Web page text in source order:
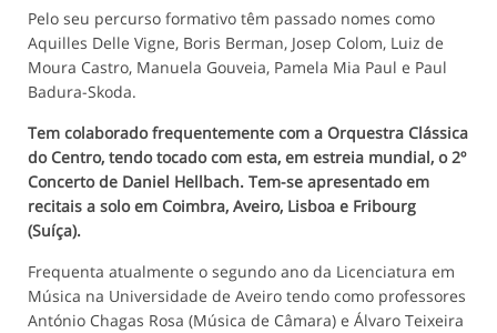
Pelo seu percurso formativo têm passado nomes como
Aquilles Delle Vigne, Boris Berman, Josep Colom, Luiz de
Moura Castro, Manuela Gouveia, Pamela Mia Paul e Paul
Badura-Skoda.
Tem colaborado frequentemente com a Orquestra Clássica
do Centro, tendo tocado com esta, em estreia mundial, o 2º
Concerto de Daniel Hellbach. Tem-se apresentado em
recitais a solo em Coimbra, Aveiro, Lisboa e Fribourg
(Suíça).
Frequenta atualmente o segundo ano da Licenciatura em
Música na Universidade de Aveiro tendo como professores
António Chagas Rosa (Música de Câmara) e Álvaro Teixeira